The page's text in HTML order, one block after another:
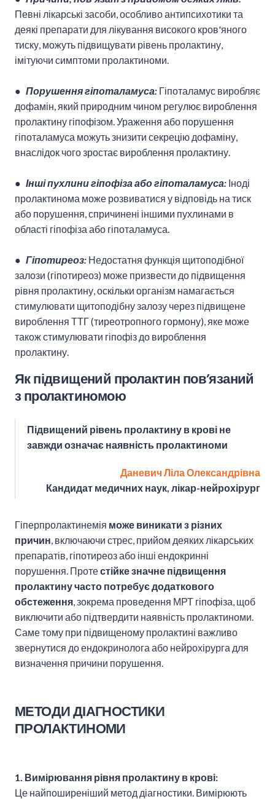
Певні лікарські засоби, особливо антипсихотики та
деякі препарати для лікування високого кров'яного
тиску, можуть підвищувати рівень пролактину,
імітуючи симптоми пролактиноми.
● Порушення гіпоталамуса: Гіпоталамус виробляє
дофамін, який природним чином регулює вироблення
пролактину гіпофізом. Ураження або порушення
гіпоталамуса можуть знизити секрецію дофаміну,
внаслідок чого зростає вироблення пролактину.
● Інші пухлини гіпофіза або гіпоталамуса: Іноді
пролактинома може розвиватися у відповідь на тиск
або порушення, спричинені іншими пухлинами в
області гіпофіза або гіпоталамуса.
● Гіпотиреоз: Недостатня функція щитоподібної
залози (гіпотиреоз) може призвести до підвищення
рівня пролактину, оскільки організм намагається
стимулювати щитоподібну залозу через підвищене
вироблення ТТГ (тиреотропного гормону), яке може
також стимулювати гіпофіз до вироблення
пролактину.
Як підвищений пролактин пов’язаний
з пролактиномою
Підвищений рівень пролактину в крові не
завжди означає наявність пролактиноми
Даневич Ліла Олександрівна
Кандидат медичних наук, лікар-нейрохірург
Гіперпролактинемія може виникати з різних
причин , включаючи стрес, прийом деяких лікарських
препаратів, гіпотиреоз або інші ендокринні
порушення. Протестійке значне підвищення
пролактину часто потребує додаткового
обстеження , зокрема проведення МРТ гіпофіза, щоб
виключити або підтвердити наявність пролактиноми.
Саме тому при підвищеному пролактині важливо
звернутися до ендокринолога або нейрохірурга для
визначення причини порушення.
МЕТОДИ ДІАГНОСТИКИ
ПРОЛАКТИНОМИ
1. Вимірювання рівня пролактину в крові:
Це найпоширеніший метод діагностики. Вимірюють